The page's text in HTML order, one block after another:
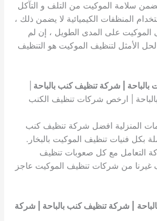
سلامة الموكيت من التلف و التآكل
المنظفات الكيميائية لا يضمن ذلك ،
الموكيت على المدى الطويل ، إن لم
الأمثل لتنظيف الموكيت هو التنظيف
| شركة تنظيف كنب بالباحة
| ارخص شركات تنظيف الكنب
المنزلية افضل شركة تنظيف كنب
بكل فنيات تنظيف الموكيت بالبخار.
التعامل مع كل صعوبات تنظيف
غيرنا من شركات تنظيف الموكيت عاجز
| شركة تنظيف كنب بالباحة | شركة